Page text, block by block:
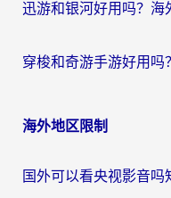
海外地区限制